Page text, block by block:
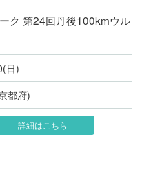
ク 第24回丹後100kmウル
日)
都府)
詳細はこちら